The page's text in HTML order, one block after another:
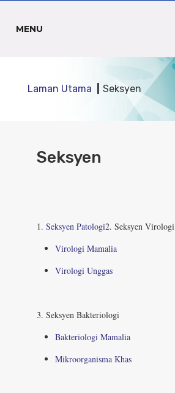
MENU
Laman Utama Seksyen
Seksyen
1. Seksyen Patologi2. Seksyen Virologi
Virologi Mamalia
Virologi Unggas
3. Seksyen Bakteriologi
Bakteriologi Mamalia
Mikroorganisma Khas